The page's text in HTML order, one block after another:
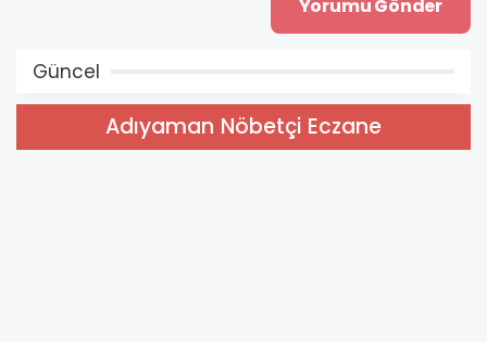
Güncel
Adıyaman Nöbetçi Eczane